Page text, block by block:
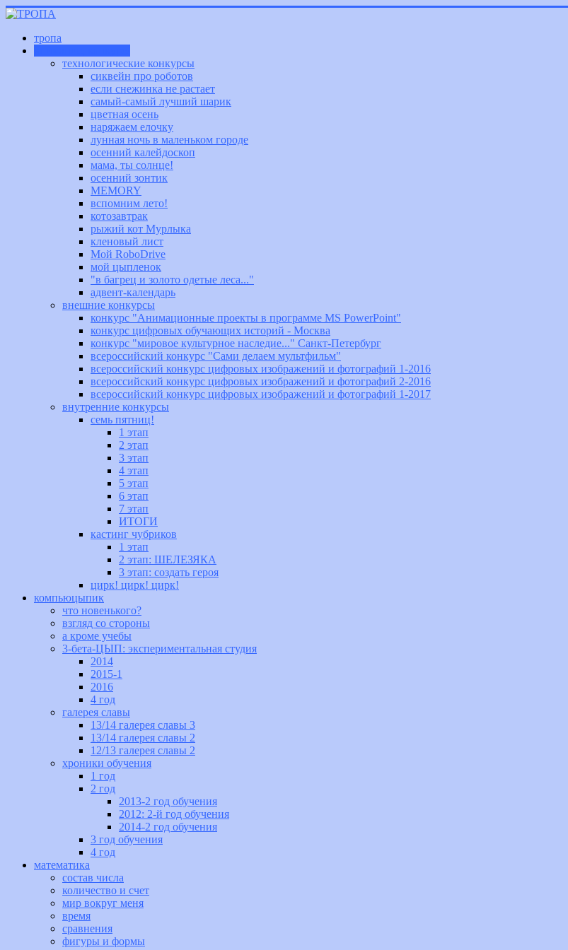
тропа
технологические конкурсы
сиквейн про роботов
если снежинка не растает
самый-самый лучший шарик
цветная осень
наряжаем елочку
лунная ночь в маленьком городе
осенний калейдоскоп
мама, ты солнце!
осенний зонтик
MEMORY
вспомним лето!
котозавтрак
рыжий кот Мурлыка
кленовый лист
Мой RoboDrive
мой цыпленок
"в багрец и золото одетые леса..."
адвент-календарь
внешние конкурсы
конкурс "Анимационные проекты в программе MS PowerPoint"
конкурс цифровых обучающих историй - Москва
конкурс "мировое культурное наследие..." Санкт-Петербург
всероссийский конкурс "Сами делаем мультфильм"
всероссийский конкурс цифровых изображений и фотографий 1-2016
всероссийский конкурс цифровых изображений и фотографий 2-2016
всероссийский конкурс цифровых изображений и фотографий 1-2017
внутренние конкурсы
семь пятниц!
1 этап
2 этап
3 этап
4 этап
5 этап
6 этап
7 этап
ИТОГИ
кастинг чубриков
1 этап
2 этап: ШЕЛЕЗЯКА
3 этап: создать героя
цирк! цирк! цирк!
компьюцыпик
что новенького?
взгляд со стороны
а кроме учебы
3-бета-ЦЫП: экспериментальная студия
2014
2015-1
2016
4 год
галерея славы
13/14 галерея славы 3
13/14 галерея славы 2
12/13 галерея славы 2
хроники обучения
1 год
2 год
2013-2 год обучения
2012: 2-й год обучения
2014-2 год обучения
3 год обучения
4 год
математика
состав числа
количество и счет
мир вокруг меня
время
сравнения
фигуры и формы